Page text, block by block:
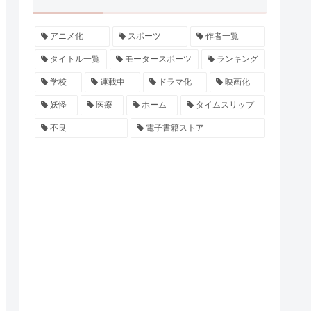
アニメ化 スポーツ 作者一覧
タイトル一覧 モータースポーツ ランキング
学校 連載中 ドラマ化 映画化
妖怪 医療 ホーム タイムスリップ
不良 電子書籍ストア